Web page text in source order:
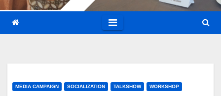
MEDIA CAMPAIGN SOCIALIZATION TALKSHOW WORKSHOP